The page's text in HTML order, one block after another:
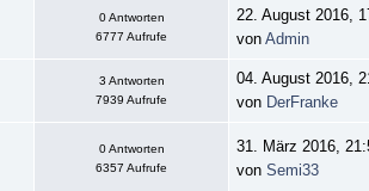
0 Antworten
6777 Aufrufe
22. August 2016,
vonAdmin
3 Antworten
7939 Aufrufe
04. August 2016,
von DerFranke
0 Antworten
6357 Aufrufe
31. März 2016,
vonSemi33